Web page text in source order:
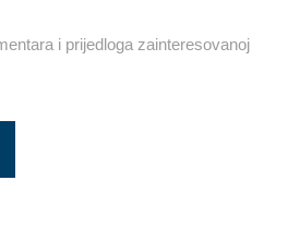
i prijedloga zainteresovanoj